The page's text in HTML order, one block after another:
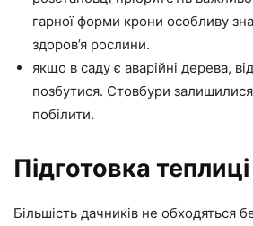
гарної форми крони особливу
здоров’я рослини.
якщо в саду є аварійні дерева,
позбутися. Стовбури
побілити.
Підготовка теплиці
Більшість дачників не обходяться